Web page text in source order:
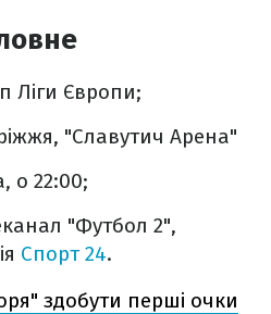
Ліги Європи;
"Славутич Арена"
о 22:00;
"Футбол 2",
Спорт 24.
здобути перші очки